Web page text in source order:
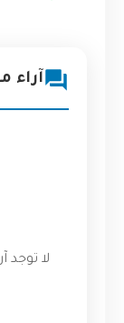
آراء
لا